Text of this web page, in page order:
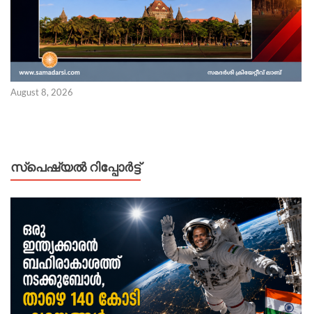
August 8, 2026
സ്പെഷ്യൽ റിപ്പോര്‍ട്ട്